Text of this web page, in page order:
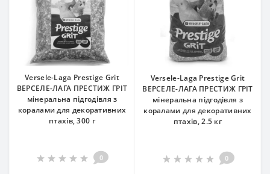
Versele-Laga Prestige Grit
ВЕРСЕЛЕ-ЛАГА ПРЕСТИЖ ГРІТ
мінеральна підгодівля з
коралами для декоративних
птахів, 300 г
0
Versele-Laga Prestige Grit
ВЕРСЕЛЕ-ЛАГА ПРЕСТИЖ ГРІТ
мінеральна підгодівля з
коралами для декоративних
птахів, 2.5 кг
0